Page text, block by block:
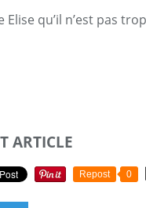
Elise qu’il n’est pas
ARTICLE
Repost 0